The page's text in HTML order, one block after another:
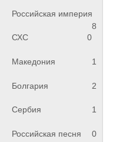
Российская империя
8
СХС
0
Македония 1
Болгария 2
Сербия 1
Российская песня 0